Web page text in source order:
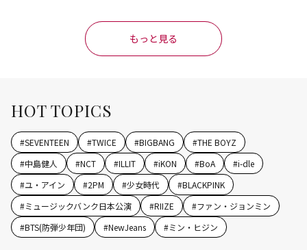
もっと見る
HOT TOPICS
#SEVENTEEN #TWICE #BIGBANG #THE BOYZ
#中島健人 #NCT #ILLIT #iKON #BoA #i-dle
#ユ・アイン #2PM #少女時代 #BLACKPINK
#ミュージックバンク日本公演 #RIIZE #ファン・ジョンミン
#BTS(防弾少年団) #NewJeans #ミン・ヒジン